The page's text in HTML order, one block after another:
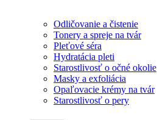
Odličovanie a čistenie
Tonery a spreje na tvár
Pleťové séra
Hydratácia pleti
Starostlivosť o očné okolie
Masky a exfoliácia
Opaľovacie krémy na tvár
Starostlivosť o pery